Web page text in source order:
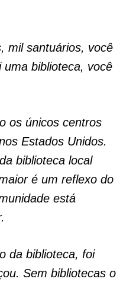
mil santuários, você
biblioteca, você
os únicos centros
Estados Unidos.
biblioteca local
é um reflexo do
está
da biblioteca, foi
Sem bibliotecas o